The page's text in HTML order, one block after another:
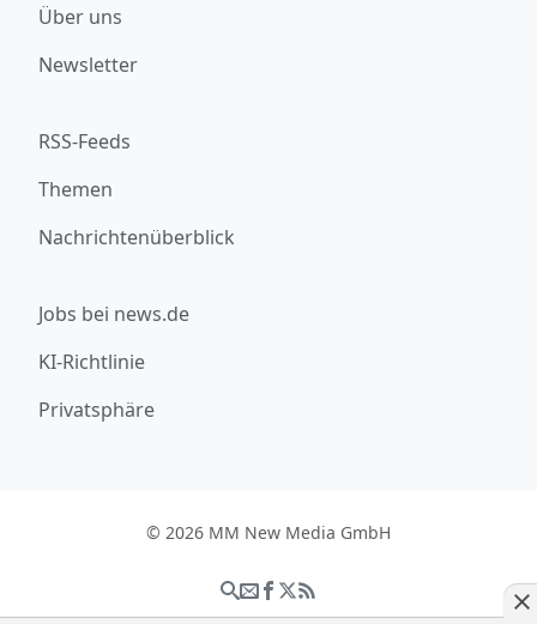
Über uns
Newsletter
RSS-Feeds
Themen
Nachrichtenüberblick
Jobs bei news.de
KI-Richtlinie
Privatsphäre
© 2026 MM New Media GmbH